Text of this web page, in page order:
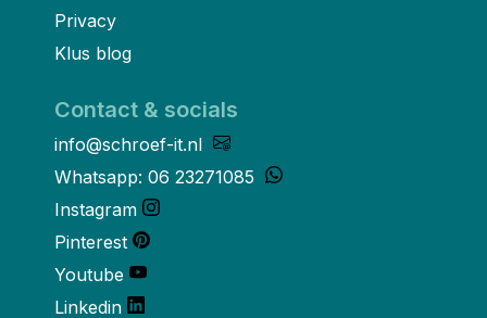
Privacy
Klus blog
Contact & socials
info@schroef-it.nl
Whatsapp: 06 23271085
Instagram
Pinterest
Youtube
Linkedin